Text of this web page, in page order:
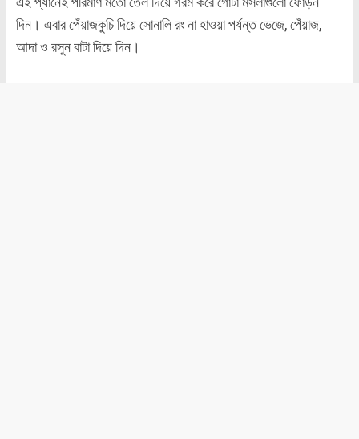
দিন। এবার পেঁয়াজকুচি দিয়ে সোনালি রং না হাওয়া পর্যন্ত ভেজে, পেঁয়াজ,
আদা ও রসুন বাটা দিয়ে দিন।